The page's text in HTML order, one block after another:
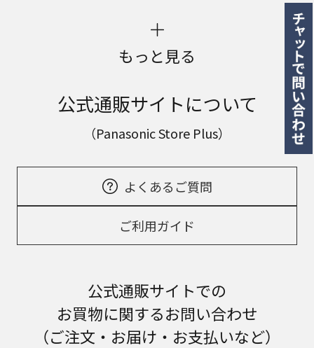
もっと見る
公式通販サイトについて
（Panasonic Store Plus）
よくあるご質問
ご利用ガイド
公式通販サイトでの
お買物に関するお問い合わせ
（ご注文・お届け・お支払いなど）